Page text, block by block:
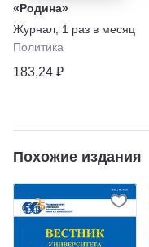
«Родина»
Журнал 1 раз в месяц
Политика
183,24 ₽
Похожие издания